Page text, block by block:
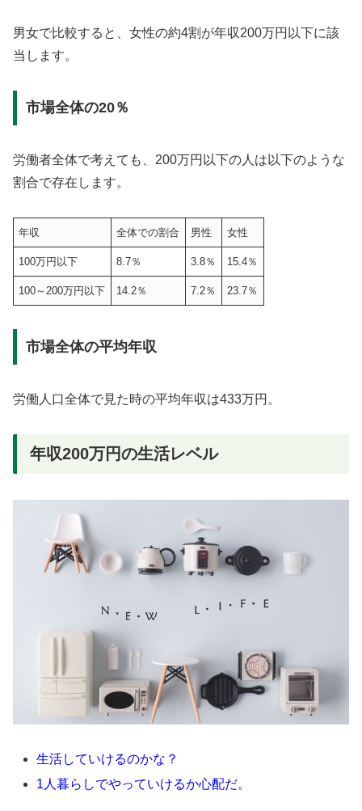
男女で比較すると、女性の約4割が年収200万円以下に該
当します。
市場全体の20％
労働者全体で考えても、200万円以下の人は以下のような
割合で存在します。
年収 全体での割合 男性 女性
100万円以下 8.7％ 3.8％ 15.4％
100～200万円以下 14.2％ 7.2％ 23.7％
市場全体の平均年収
労働人口全体で見た時の平均年収は433万円。
年収200万円の生活レベル
生活していけるのかな？
1人暮らしでやっていけるか心配だ。